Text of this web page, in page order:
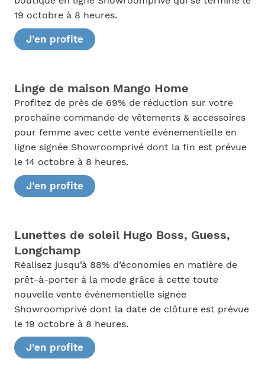
19 octobre à 8 heures.
J’en profite
Linge de maison Mango Home
Profitez de près de 69% de réduction sur votre
prochaine commande de vêtements & accessoires
pour femme avec cette vente événementielle en
ligne signée Showroomprivé dont la fin est prévue
le 14 octobre à 8 heures.
J’en profite
Lunettes de soleil Hugo Boss, Guess,
Longchamp
Réalisez jusqu’à 88% d’économies en matière de
prêt-à-porter à la mode grâce à cette toute
nouvelle vente événementielle signée
Showroomprivé dont la date de clôture est prévue
le 19 octobre à 8 heures.
J’en profite